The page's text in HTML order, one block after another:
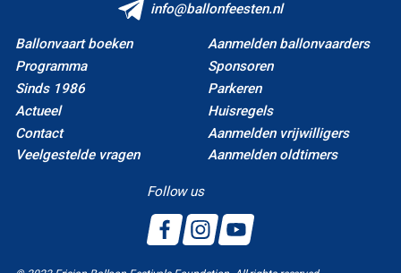
info@ballonfeesten.nl
Ballonvaart boeken
Programma
Sinds 1986
Actueel
Contact
Veelgestelde vragen
Aanmelden ballonvaarders
Sponsoren
Parkeren
Huisregels
Aanmelden vrijwilligers
Aanmelden oldtimers
Follow us